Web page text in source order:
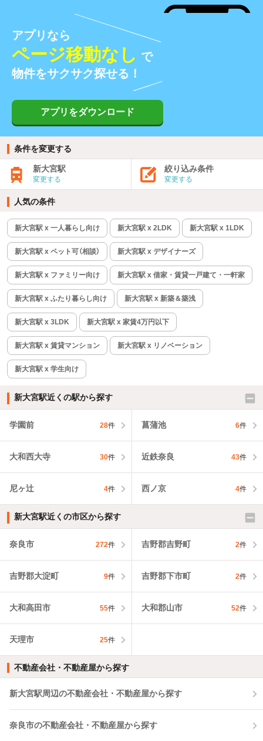
アプリなら
ページ移動なし で
物件をサクサク探せる！
アプリをダウンロード
条件を変更する
新大宮駅
変更する
絞り込み条件
変更する
人気の条件
新大宮駅 x 一人暮らし向け 新大宮駅 x 2LDK 新大宮駅 x 1LDK
新大宮駅 x ペット可（相談） 新大宮駅 x デザイナーズ
新大宮駅 x ファミリー向け 新大宮駅 x 借家・賃貸一戸建て・一軒家
新大宮駅 x ふたり暮らし向け 新大宮駅 x 新築＆築浅
新大宮駅 x 3LDK 新大宮駅 x 家賃4万円以下
新大宮駅 x 賃貸マンション 新大宮駅 x リノベーション
新大宮駅 x 学生向け
新大宮駅近くの駅から探す
学園前 28件 菖蒲池 6件
大和西大寺 30件 近鉄奈良 43件
尼ヶ辻 4件 西ノ京 4件
新大宮駅近くの市区から探す
奈良市 272件 吉野郡吉野町 2件
吉野郡大淀町 9件 吉野郡下市町 2件
大和高田市 55件 大和郡山市 52件
天理市 25件
不動産会社・不動産屋から探す
新大宮駅周辺の不動産会社・不動産屋から探す
奈良市の不動産会社・不動産屋から探す